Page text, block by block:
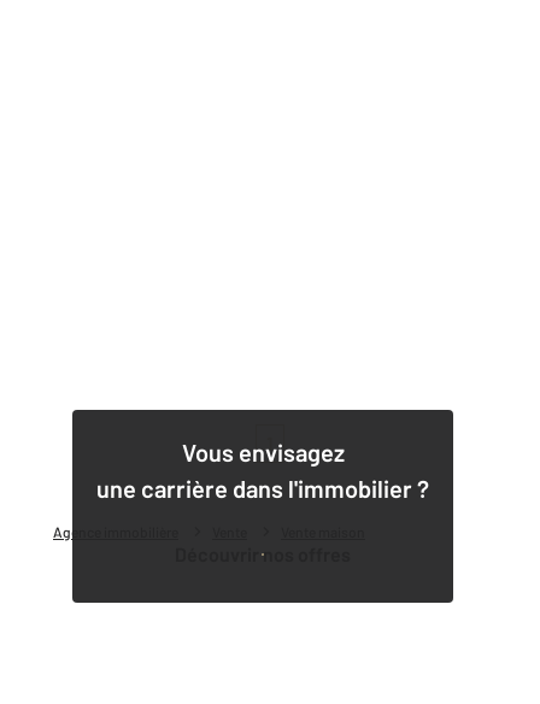
Agence immobilière
Vous envisagez
une carrière dans l'immobilier ?
Découvrir nos offres